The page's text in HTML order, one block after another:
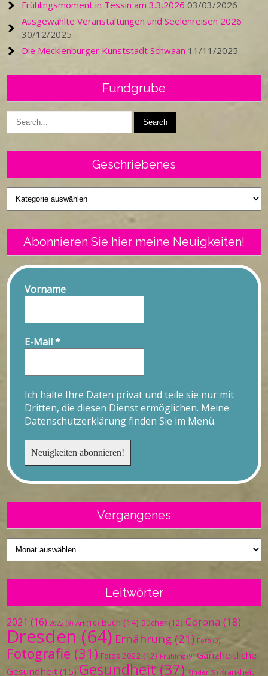
Frühlingsmoment in Tessin am 3.3.2026 03/03/2026
Ausgewählte Veranstaltungen und Seelenreisen 2026
30/12/2025
Die Mecklenburger Kunststadt Schwaan 11/11/2025
Fundgrube
Geschriebenes
Geschriebenes
Abonnieren Sie hier meine Neuigkeiten!
Vorname
E-Mail*
Ich halte Ihre Daten privat und teile sie nur mit
Dritten, die diesen Dienst ermöglichen. Meine
Datenschutzerklärung finden Sie im Menü.
Vergangenes
Vergangenes
Leitwörter
2021 (16) 2022 (9) Art (10) Buch (14) Bücher (12) Corona (18)
Dresden (64) Ernährung (21) Foto (9)
Fotografie (31) Fotos 2022 (12) Frühling (9) Ganzheitliche
Gesundheit (15) Gesundheit (37) Kinder (9) Krankheit